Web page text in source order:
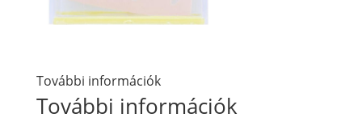
További információk
További információk